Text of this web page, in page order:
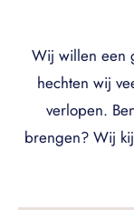
Wij willen een
hechten wij
verlopen.
brengen? Wij